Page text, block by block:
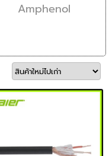
Amphenol